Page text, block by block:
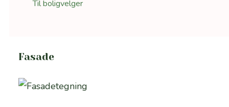
Til boligvelger
Fasade